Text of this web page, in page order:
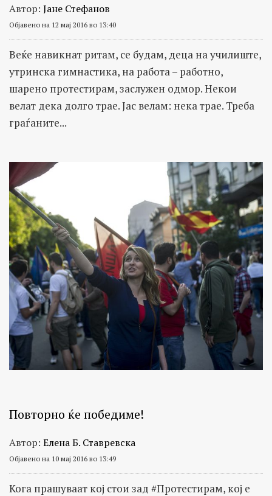
Автор: Јане Стефанов
Објавено на 12 мај 2016 во 13:40
Веќе навикнат ритам, се будам, деца на училиште,
утринска гимнастика, на работа – работно,
шарено протестирам, заслужен одмор. Некои
велат дека долго трае. Јас велам: нека трае. Треба
граѓаните...
Повторно ќе победиме!
Автор: Елена Б. Ставревска
Објавено на 10 мај 2016 во 13:49
Кога прашуваат кој стои зад #Протестирам, кој е